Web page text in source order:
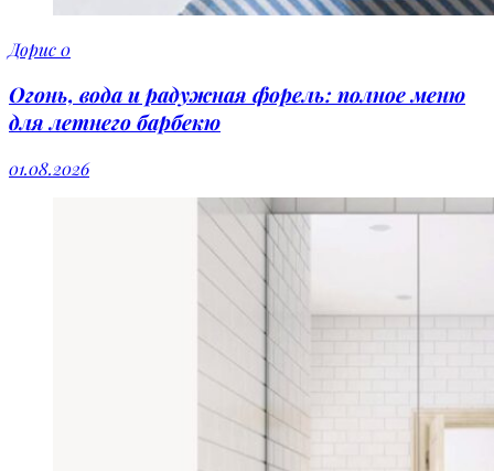
Дорис0
Огонь, вода и радужная форель: полное меню
для летнего барбекю
01.08.2026